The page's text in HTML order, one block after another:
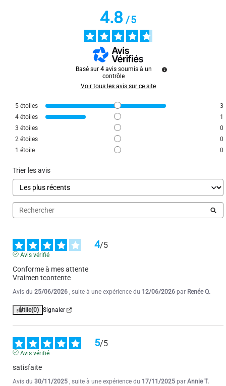
5/5
, suite à une expérience du21/05/2024
Utile(0) Signaler
4.8/5
Basé sur 4 avis soumis à un
contrôle
Voir tous les avis sur ce site
5 étoiles
3
4 étoiles
1
3 étoiles
0
2 étoiles
0
1 étoile 0
Trier les avis
4/5
Avis vérifié
Conforme à mes attente
Vraimen tcontente
Avis du 25/06/2026 , suite à une expérience du 12/06/2026 par Renée Q.
Utile(0) Signaler
5/5
Avis vérifié
satisfaite
Avis du 30/11/2025 , suite à une expérience du 17/11/2025 par Annie T.